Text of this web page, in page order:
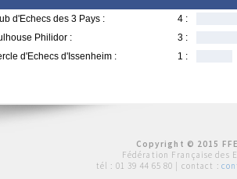
d'Echecs des 3 Pays :
4 :
Philidor :
3 :
d'Echecs d'Issenheim :
1 :
Copyright © 2015
Fédération Française des
tél : 01 39 44 65 80 | contact :